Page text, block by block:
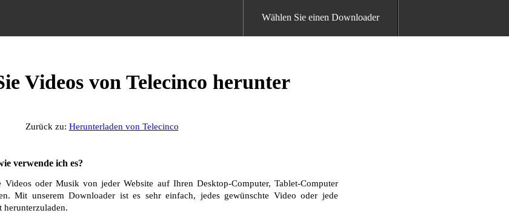
Wählen Sie einen Downloader
Videos von Telecinco herunter
Zurück zu: Herunterladen von Telecinco
verwende ich es?
oder Musik von jeder Website auf Ihren Desktop-Computer, Tablet-Computer
Mit unserem Downloader ist es sehr einfach, jedes gewünschte Video oder jede
herunterzuladen.